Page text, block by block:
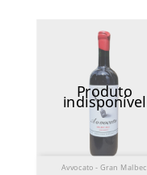
Produto
indisponível
Avvocato - Gran Malbec